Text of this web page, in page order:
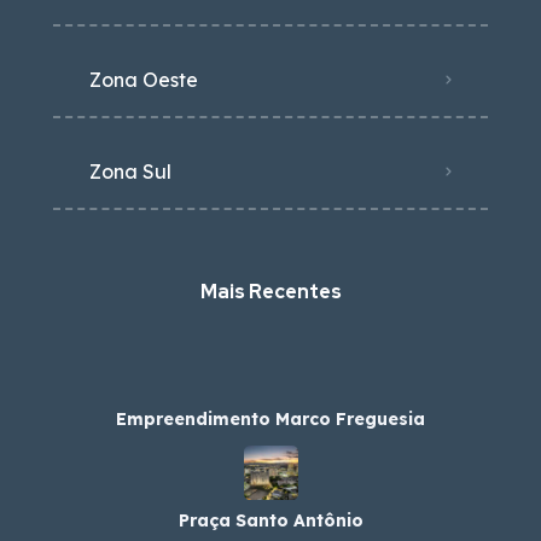
Zona Oeste
Zona Sul
Mais Recentes
Empreendimento Marco Freguesia
Praça Santo Antônio